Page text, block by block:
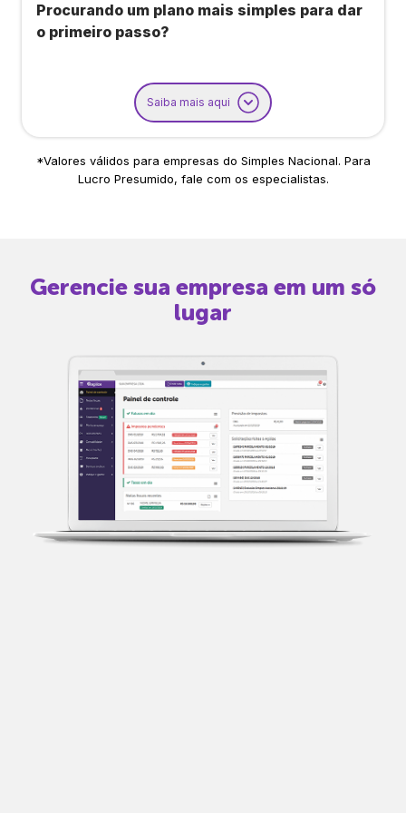
Procurando um plano mais simples para dar
o primeiro passo?
Saiba mais aqui
*Valores válidos para empresas do Simples Nacional. Para
Lucro Presumido, fale com os especialistas.
Gerencie sua empresa em um só
lugar